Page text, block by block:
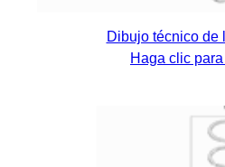
Dibujo técnico de
Haga clic